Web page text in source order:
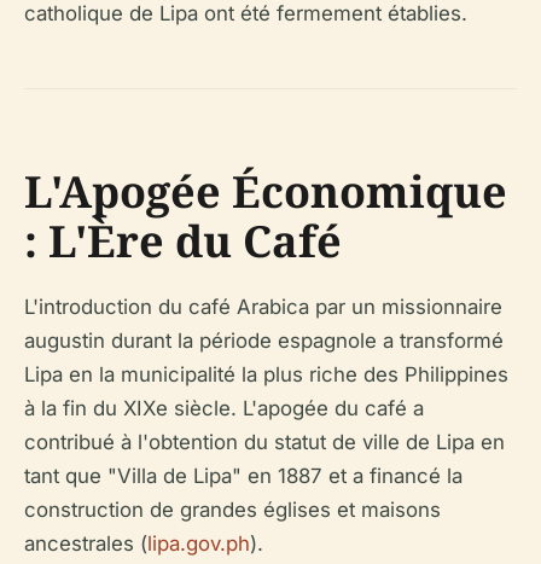
catholique de Lipa ont été fermement établies.
L'Apogée Économique
: L'Ère du Café
L'introduction du café Arabica par un missionnaire
augustin durant la période espagnole a transformé
Lipa en la municipalité la plus riche des Philippines
à la fin du XIXe siècle. L'apogée du café a
contribué à l'obtention du statut de ville de Lipa en
tant que "Villa de Lipa" en 1887 et a financé la
construction de grandes églises et maisons
ancestrales (lipa.gov.ph).